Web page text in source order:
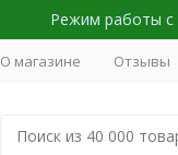
Режим работы с
О магазине Отзывы